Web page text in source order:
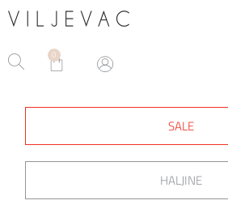
0
SALE
HALJINE